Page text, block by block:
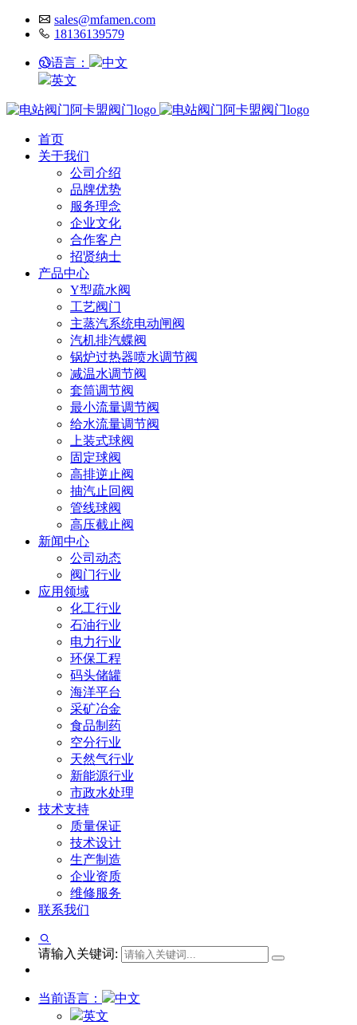
sales@mfamen.com
18136139579
语言：
中文
英文
首页
关于我们
公司介绍
品牌优势
服务理念
企业文化
合作客户
招贤纳士
产品中心
Y型疏水阀
工艺阀门
主蒸汽系统电动闸阀
汽机排汽蝶阀
锅炉过热器喷水调节阀
减温水调节阀
套筒调节阀
最小流量调节阀
给水流量调节阀
上装式球阀
固定球阀
高排逆止阀
抽汽止回阀
管线球阀
高压截止阀
新闻中心
公司动态
阀门行业
应用领域
化工行业
石油行业
电力行业
环保工程
码头储罐
海洋平台
采矿冶金
食品制药
空分行业
天然气行业
新能源行业
市政水处理
技术支持
质量保证
技术设计
生产制造
企业资质
维修服务
联系我们
请输入关键词:
当前语言：
中文
英文